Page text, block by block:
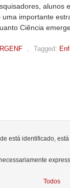
alunos
uma importante
Ciência
RGENF , Tagged:
está identificado,
Todos